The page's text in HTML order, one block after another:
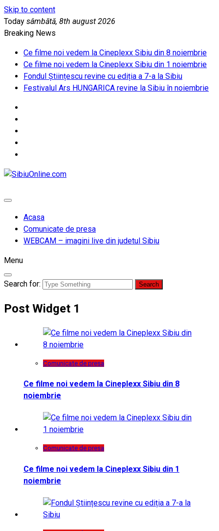
Skip to content
Today sâmbătă, 8th august 2026
Breaking News
Ce filme noi vedem la Cineplexx Sibiu din 8 noiembrie
Ce filme noi vedem la Cineplexx Sibiu din 1 noiembrie
Fondul Științescu revine cu ediția a 7-a la Sibiu
Festivalul Ars HUNGARICA revine la Sibiu în noiembrie
Acasa
Comunicate de presa
WEBCAM – imagini live din judetul Sibiu
Menu
Search for:
Post Widget 1
Comunicate de presa
Ce filme noi vedem la Cineplexx Sibiu din 8
noiembrie
Comunicate de presa
Ce filme noi vedem la Cineplexx Sibiu din 1
noiembrie